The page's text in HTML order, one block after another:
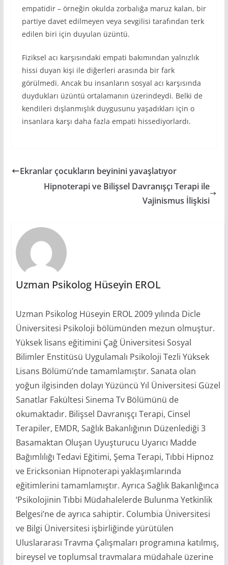
empatidir – örneğin okulda zorbalığa maruz kalan, bir
partiye davet edilmeyen veya sevgilisi tarafından terk
edilen biri için duyulan üzüntü.
Fiziksel acı karşısındaki empati bakımından yalnızlık
hissi duyan kişi ile diğerleri arasında bir fark
görülmedi. Ancak bu insanların sosyal acı karşısında
duydukları üzüntü ortalamanın üzerindeydi. Belki de
kendileri dışlanmışlık duygusunu yaşadıkları için o
insanlara karşı daha fazla empati hissediyorlardı.
Ekranlar çocukların beyinini yavaşlatıyor
Hipnoterapi ve Bilişsel Davranışçı Terapi ile
Vajinismus İlişkisi
Uzman Psikolog Hüseyin EROL
Uzman Psikolog Hüseyin EROL 2009 yılında Dicle
Üniversitesi Psikoloji bölümünden mezun olmuştur.
Yüksek lisans eğitimini Çağ Üniversitesi Sosyal
Bilimler Enstitüsü Uygulamalı Psikoloji Tezli Yüksek
Lisans Bölümü’nde tamamlamıştır. Sanata olan
yoğun ilgisinden dolayı Yüzüncü Yıl Üniversitesi Güzel
Sanatlar Fakültesi Sinema Tv Bölümünü de
okumaktadır. Bilişsel Davranışçı Terapi, Cinsel
Terapiler, EMDR, Sağlık Bakanlığının Düzenlediği 3
Basamaktan Oluşan Uyuşturucu Uyarıcı Madde
Bağımlılığı Tedavi Eğitimi, Şema Terapi, Tıbbi Hipnoz
ve Ericksonian Hipnoterapi yaklaşımlarında
eğitimlerini tamamlamıştır. Ayrıca Sağlık Bakanlığınca
‘Psikolojinin Tıbbi Müdahalelerde Bulunma Yetkinlik
Belgesi’ne de ayrıca sahiptir. Columbia Üniversitesi
ve Bilgi Üniversitesi işbirliğinde yürütülen
Uluslararası Travma Çalışmaları programına katılmış,
bireysel ve toplumsal travmalara müdahale üzerine